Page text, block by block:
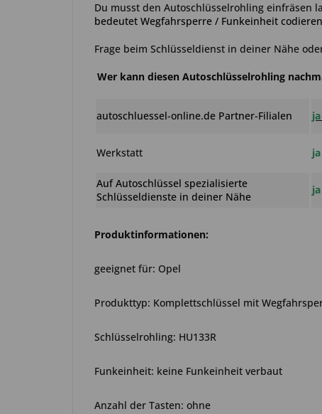
Du musst den Autoschlüsselrohling einfräsen
bedeutet Wegfahrsperre / Funkeinheit
Frage beim Schlüsseldienst in deiner Nähe
Wer kann diesen Autoschlüsselrohling
autoschluessel-online.de Partner-Filialen
Werkstatt ja
Auf Autoschlüssel spezialisierte
Schlüsseldienste in deiner Nähe
ja
Produktinformationen:
geeignet für: Opel
Produkttyp: Komplettschlüssel mit
Schlüsselrohling: HU133R
Funkeinheit: keine Funkeinheit verbaut
Anzahl der Tasten: ohne